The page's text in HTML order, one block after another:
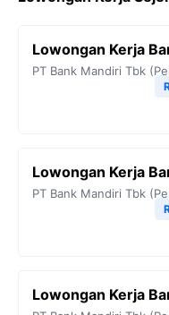
Lowongan Kerja
PT Bank Mandiri Tbk
Lowongan Kerja
PT Bank Mandiri Tbk
Lowongan Kerja